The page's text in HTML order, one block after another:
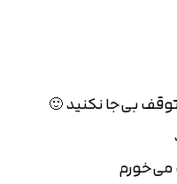
بی‌جا نکنید 🙂
می‌خورم